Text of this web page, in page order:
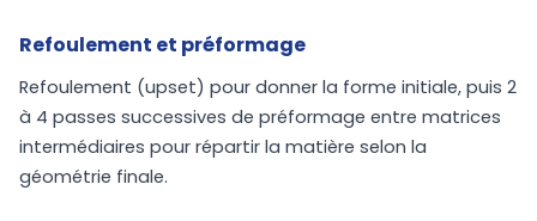
Refoulement et préformage
Refoulement (upset) pour donner la forme initiale, puis 2
à 4 passes successives de préformage entre matrices
intermédiaires pour répartir la matière selon la
géométrie finale.